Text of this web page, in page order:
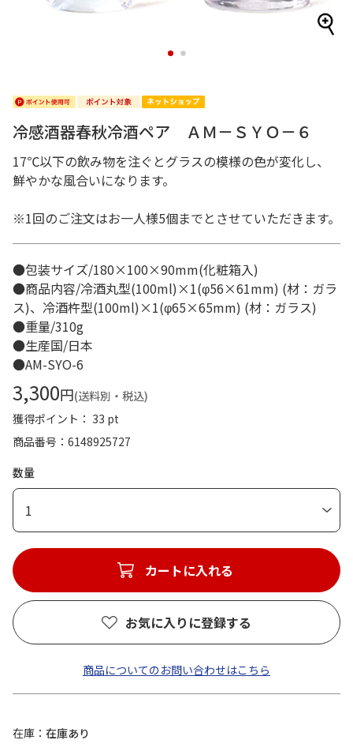
1 2
冷感酒器春秋冷酒ペア ＡＭ－ＳＹＯ－６
17℃以下の飲み物を注ぐとグラスの模様の色が変化し、
鮮やかな風合いになります。
※1回のご注文はお一人様5個までとさせていただきます。
●包装サイズ/180×100×90mm(化粧箱入)
●商品内容/冷酒丸型(100ml)×1(φ56×61mm) (材：ガラ
ス)、冷酒杵型(100ml)×1(φ65×65mm) (材：ガラス)
●重量/310g
●生産国/日本
●AM-SYO-6
3,300円(送料別・税込)
獲得ポイント： 33 pt
商品番号
6148925727
数量
1
カートに入れる
お気に入りに登録する
商品についてのお問い合わせはこちら
在庫
在庫あり